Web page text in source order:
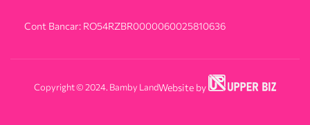
Cont Bancar: RO54RZBR0000060025810636
Copyright © 2024. Bamby LandWebsite by